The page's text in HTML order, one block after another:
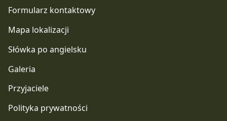
Formularz kontaktowy
Mapa lokalizacji
Słówka po angielsku
Galeria
Przyjaciele
Polityka prywatności